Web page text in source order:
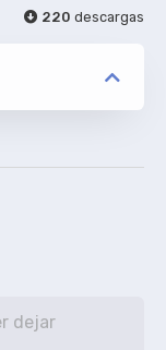
220 descargas